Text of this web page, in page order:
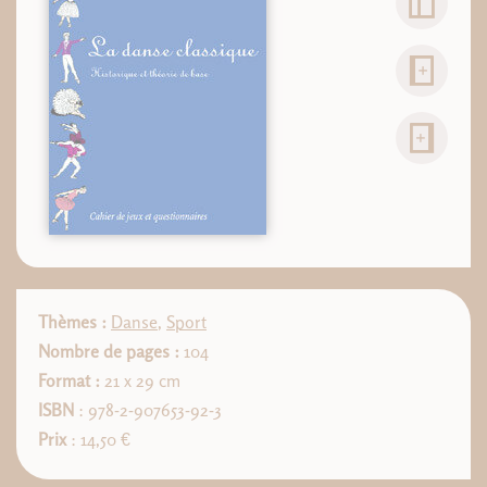
Thèmes : Danse, Sport
Nombre de pages : 104
Format : 21 x 29 cm
ISBN : 978-2-907653-92-3
Prix: 14,50 €